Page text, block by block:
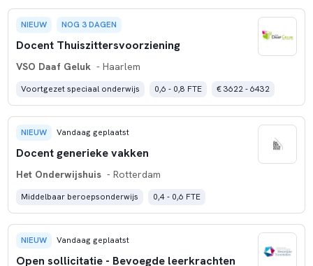
NIEUW NOG 3 DAGEN
Docent Thuiszittersvoorziening
VSO Daaf Geluk - Haarlem
Voortgezet speciaal onderwijs 0,6 - 0,8 FTE € 3622 - 6432
NIEUW Vandaag geplaatst
Docent generieke vakken
Het Onderwijshuis - Rotterdam
Middelbaar beroepsonderwijs 0,4 - 0,6 FTE
NIEUW Vandaag geplaatst
Open sollicitatie - Bevoegde leerkrachten